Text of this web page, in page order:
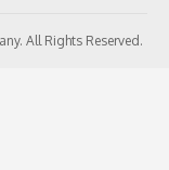
All Rights Reserved.